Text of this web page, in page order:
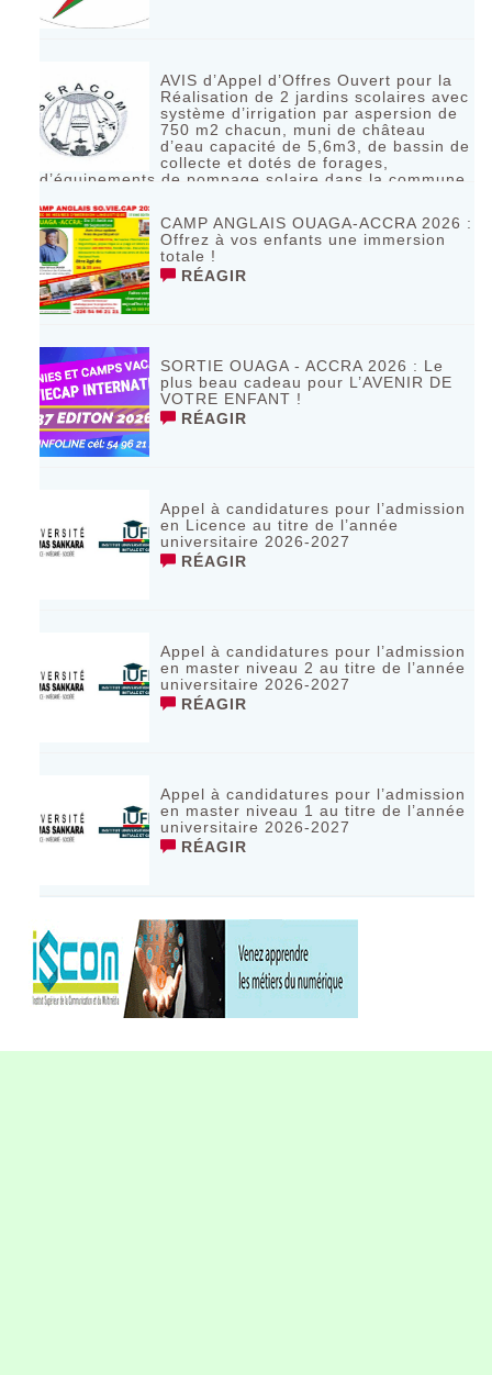
AVIS d’Appel d’Offres Ouvert pour la
Réalisation de 2 jardins scolaires avec
système d’irrigation par aspersion de
750 m2 chacun, muni de château
d’eau capacité de 5,6m3, de bassin de
collecte et dotés de forages,
d’équipements de pompage solaire dans la commune
RÉAGIR
CAMP ANGLAIS OUAGA-ACCRA 2026 :
Offrez à vos enfants une immersion
totale !
RÉAGIR
SORTIE OUAGA - ACCRA 2026 : Le
plus beau cadeau pour L’AVENIR DE
VOTRE ENFANT !
RÉAGIR
Appel à candidatures pour l’admission
en Licence au titre de l’année
universitaire 2026-2027
RÉAGIR
Appel à candidatures pour l’admission
en master niveau 2 au titre de l’année
universitaire 2026-2027
RÉAGIR
Appel à candidatures pour l’admission
en master niveau 1 au titre de l’année
universitaire 2026-2027
RÉAGIR